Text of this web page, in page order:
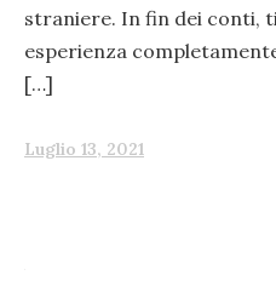
straniere. In fin dei conti,
esperienza
[…]
Luglio 13, 2021